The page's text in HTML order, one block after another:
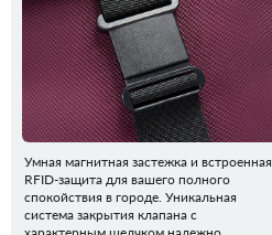
Умная магнитная застежка и встроенная
RFID-защита для вашего полного
спокойствия в городе. Уникальная
система закрытия клапана с